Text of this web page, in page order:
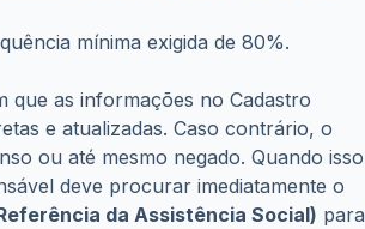
mínima exigida de 80%.
que as informações no Cadastro
e atualizadas. Caso contrário, o
ou até mesmo negado. Quando isso
deve procurar imediatamente o
da Assistência Social) para